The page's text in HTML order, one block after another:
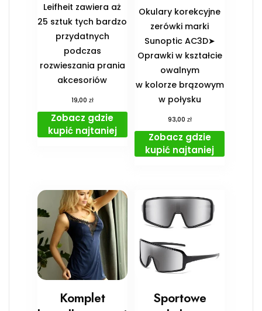
Leifheit zawiera aż
25 sztuk tych bardzo
przydatnych
podczas
rozwieszania prania
akcesoriów
19,00 zł
Zobacz gdzie
kupić najtaniej
Okulary korekcyjne
zerówki marki
Sunoptic AC3D➤
Oprawki w kształcie
owalnym
w kolorze brązowym
w połysku
93,00 zł
Zobacz gdzie
kupić najtaniej
Komplet
Sportowe